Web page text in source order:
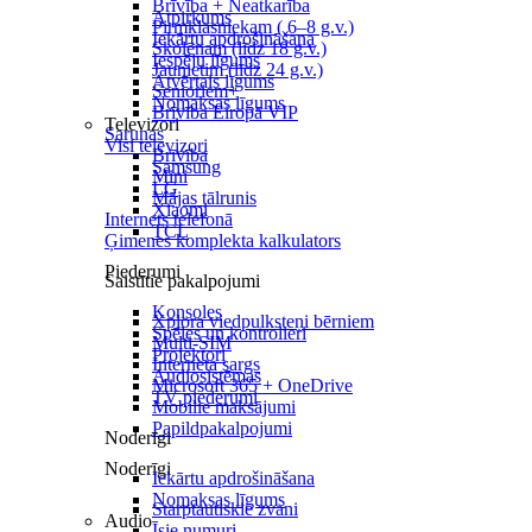
Brīvība + Neatkarība
Pirmklasniekam ( 6–8 g.v.)
Skolēnam (līdz 18 g.v.)
Jaunietim (līdz 24 g.v.)
Senioriem+
Brīvība Eiropā VIP
Sarunas
Brīvība
Mini
Mājas tālrunis
Internets telefonā
Ģimenes komplekta kalkulators
Saistītie pakalpojumi
Xplora viedpulksteņi bērniem
Multi-SIM
Interneta sargs
Microsoft 365 + OneDrive
Mobilie maksājumi
Papildpakalpojumi
Noderīgi
Starptautiskie zvani
Atpirkums
Iekārtu apdrošināšana
Iespēju līgums
Atvērtais līgums
Nomaksas līgums
Televizori
Visi televizori
Samsung
LG
Xiaomi
TCL
Piederumi
Konsoles
Spēles un kontrolieri
Projektori
Audiosistēmas
TV piederumi
Noderīgi
Iekārtu apdrošināšana
Nomaksas līgums
Audio